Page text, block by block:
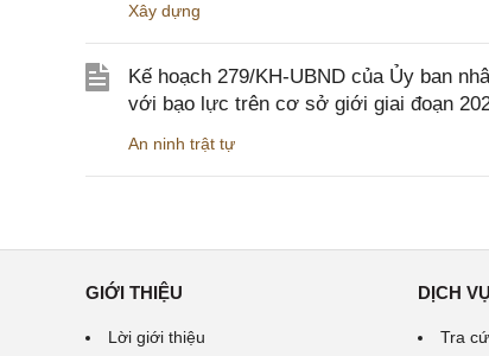
Xây dựng
Kế hoạch 279/KH-UBND của Ủy ban
với bạo lực trên cơ sở giới giai đoạn
An ninh trật tự
GIỚI THIỆU
Lời giới thiệu
DỊCH VỤ
Tra